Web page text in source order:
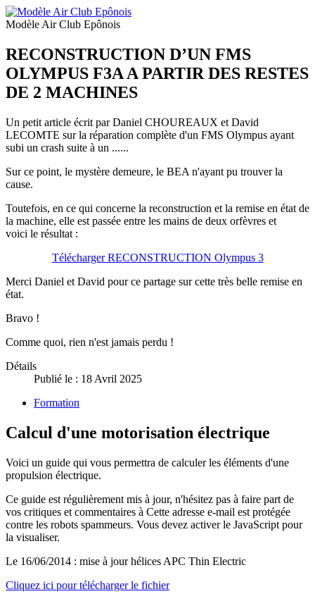
Modèle Air Club Epônois
RECONSTRUCTION D’UN FMS
OLYMPUS F3A A PARTIR DES RESTES
DE 2 MACHINES
Un petit article écrit par Daniel CHOUREAUX et David
LECOMTE sur la réparation complète d'un FMS Olympus ayant
subi un crash suite à un ......
Sur ce point, le mystère demeure, le BEA n'ayant pu trouver la
cause.
Toutefois, en ce qui concerne la reconstruction et la remise en état de
la machine, elle est passée entre les mains de deux orfèvres et
voici le résultat :
Télécharger RECONSTRUCTION Olympus 3
Merci Daniel et David pour ce partage sur cette très belle remise en
état.
Bravo !
Comme quoi, rien n'est jamais perdu !
Détails
Publié le : 18 Avril 2025
Formation
Calcul d'une motorisation électrique
Voici un guide qui vous permettra de calculer les éléments d'une
propulsion électrique.
Ce guide est régulièrement mis à jour, n'hésitez pas à faire part de
vos critiques et commentaires à Cette adresse e-mail est protégée
contre les robots spammeurs. Vous devez activer le JavaScript pour
la visualiser.
Le 16/06/2014 : mise à jour hélices APC Thin Electric
Cliquez ici pour télécharger le fichier